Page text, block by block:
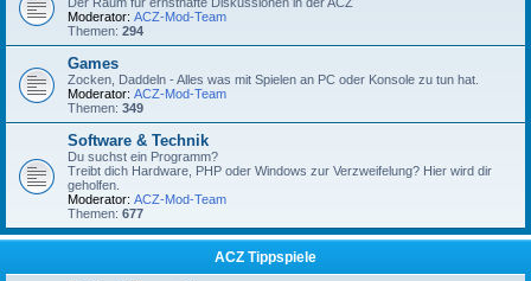
Moderator: ACZ-Mod-Team
Themen: 294
Games
Zocken, Daddeln - Alles was mit Spielen an PC oder Konsole zu tun hat.
Moderator: ACZ-Mod-Team
Themen: 349
Software & Technik
Du suchst ein Programm?
Treibt dich Hardware, PHP oder Windows zur Verzweifelung? Hier wird dir
geholfen.
Moderator: ACZ-Mod-Team
Themen: 677
ACZ Tippspiele